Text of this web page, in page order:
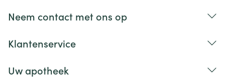
Neem contact met ons op
Klantenservice
Uw apotheek